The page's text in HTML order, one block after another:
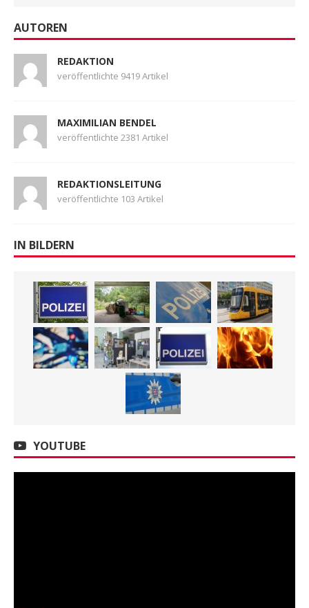
AUTOREN
REDAKTION
veröffentlichte 9419 Artikel
MAXIMILIAN BENDEL
veröffentlichte 2381 Artikel
REDAKTIONSLEITUNG
veröffentlichte 103 Artikel
IN BILDERN
YOUTUBE